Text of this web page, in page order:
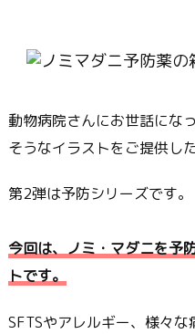
動物病院さんにお世話にな
そうなイラストをご提供し
第2弾は予防シリーズです。
今回は、ノミ・マダニを予
トです。
SFTSやアレルギー、様々な